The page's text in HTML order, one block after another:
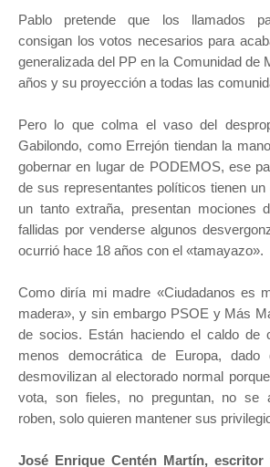
Pablo pretende que los llamados
consigan los votos necesarios para
generalizada del PP en la Comunidad de
años y su proyección a todas las
Pero lo que colma el vaso del
Gabilondo, como Errejón tiendan la
gobernar en lugar de PODEMOS, ese
de sus representantes políticos tienen
un tanto extraña, presentan mociones
fallidas por venderse algunos
ocurrió hace 18 años con el «tamayazo».
Como diría mi madre «Ciudadanos es
madera», y sin embargo PSOE y Más
de socios. Están haciendo el caldo de
menos democrática de Europa, dado
desmovilizan al electorado normal
vota, son fieles, no preguntan, no se
roben, solo quieren mantener sus
José Enrique Centén Martín,